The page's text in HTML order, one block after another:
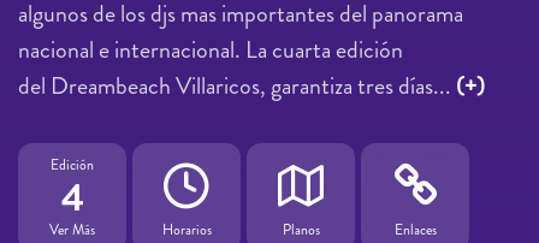
algunos de los djs mas importantes del panorama
nacional e internacional. La cuarta edición
del Dreambeach Villaricos, garantiza tres días... (+)
Edición
4
Ver Más Horarios Planos Enlaces